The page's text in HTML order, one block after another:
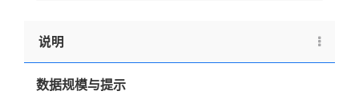
说明
数据规模与提示